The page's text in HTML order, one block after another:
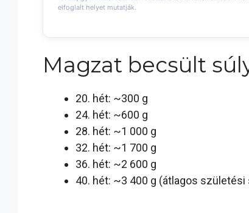
elfoglalt helyet mutatják.
Magzat becsült
20. hét: ~300 g
24. hét: ~600 g
28. hét: ~1 000 g
32. hét: ~1 700 g
36. hét: ~2 600 g
40. hét: ~3 400 g (átlagos születési